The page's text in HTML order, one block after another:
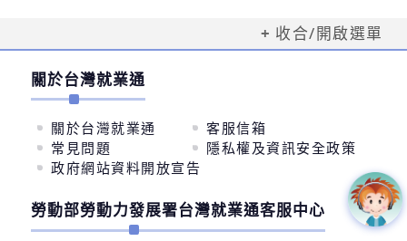
收合/開啟選單
關於台灣就業通
關於台灣就業通
客服信箱
常見問題
隱私權及資訊安全政策
政府網站資料開放宣告
勞動部勞動力發展署台灣就業通客服中心